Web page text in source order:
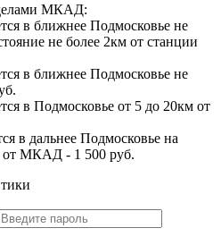
МКАД:
в ближнее Подмосковье не
не более 2км от станции
в ближнее Подмосковье не
в Подмосковье от 5 до 20км от
в дальнее Подмосковье на
от МКАД - 1 500 руб.